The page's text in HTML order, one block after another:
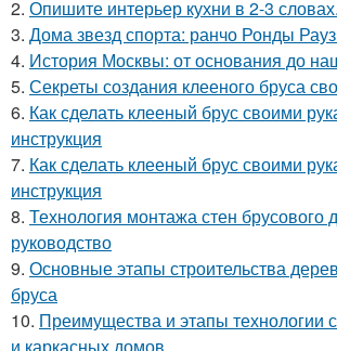
2. Опишите интерьер кухни в 2-3 словах.
3. Дома звезд спорта: ранчо Ронды
4. История Москвы: от основания до
5. Секреты создания клееного бруса
6. Как сделать клееный брус своими
инструкция
7. Как сделать клееный брус своими
инструкция
8. Технология монтажа стен брусового
руководство
9. Основные этапы строительства
бруса
10. Преимущества и этапы технологии